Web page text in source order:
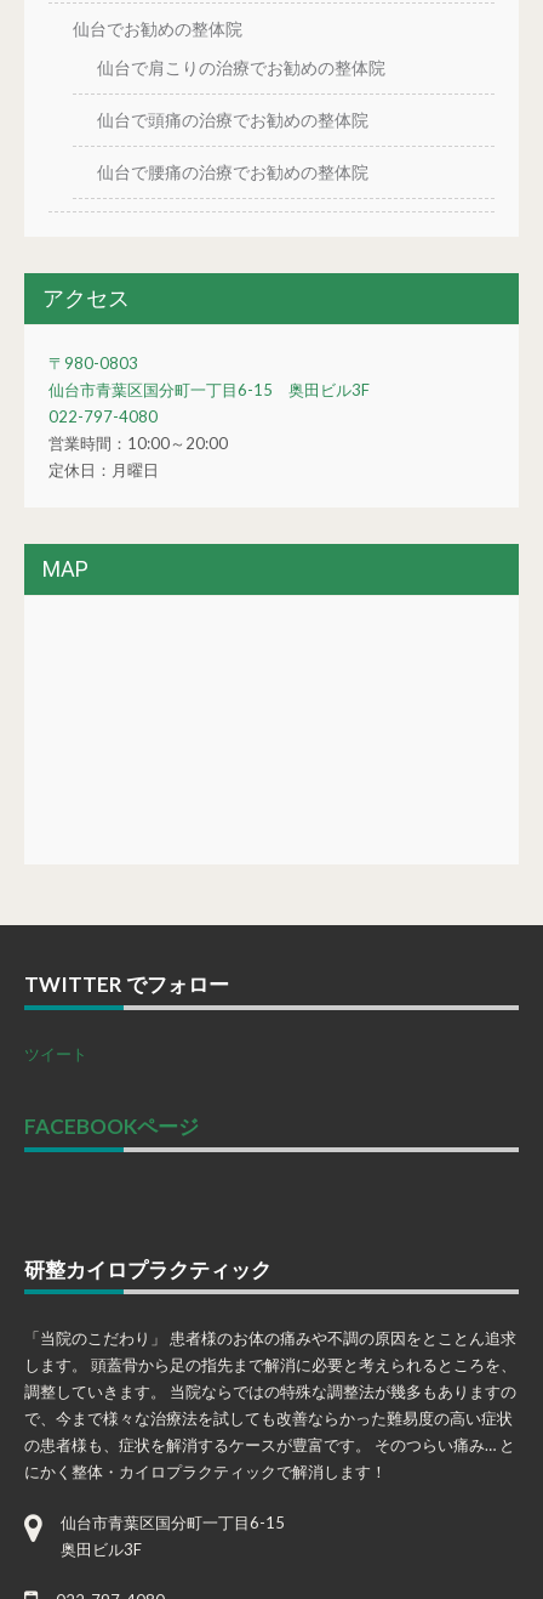
仙台でお勧めの整体院
仙台で肩こりの治療でお勧めの整体院
仙台で頭痛の治療でお勧めの整体院
仙台で腰痛の治療でお勧めの整体院
アクセス
〒980-0803
仙台市青葉区国分町一丁目6-15 奥田ビル3F
022-797-4080
営業時間：10:00～20:00
定休日：月曜日
MAP
TWITTER でフォロー
ツイート
FACEBOOKページ
研整カイロプラクティック
「当院のこだわり」 患者様のお体の痛みや不調の原因をとことん追求
します。 頭蓋骨から足の指先まで解消に必要と考えられるところを、
調整していきます。 当院ならではの特殊な調整法が幾多もありますの
で、今まで様々な治療法を試しても改善ならかった難易度の高い症状
の患者様も、症状を解消するケースが豊富です。 そのつらい痛み… と
にかく整体・カイロプラクティックで解消します！
仙台市青葉区国分町一丁目6-15
奥田ビル3F